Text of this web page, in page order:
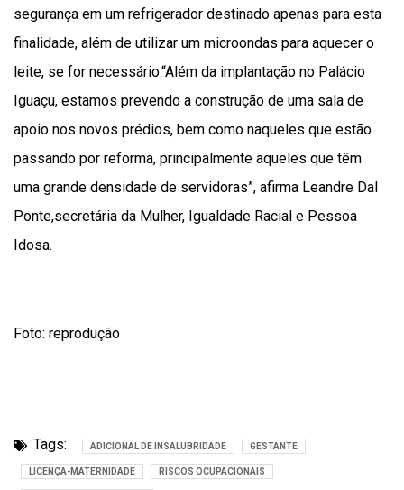
segurança em um refrigerador destinado apenas para esta
finalidade, além de utilizar um microondas para aquecer o
leite, se for necessário.“Além da implantação no Palácio
Iguaçu, estamos prevendo a construção de uma sala de
apoio nos novos prédios, bem como naqueles que estão
passando por reforma, principalmente aqueles que têm
uma grande densidade de servidoras”, afirma Leandre Dal
Ponte,secretária da Mulher, Igualdade Racial e Pessoa
Idosa.
Foto: reprodução
Tags: ADICIONAL DE INSALUBRIDADE GESTANTE
LICENÇA-MATERNIDADE RISCOS OCUPACIONAIS